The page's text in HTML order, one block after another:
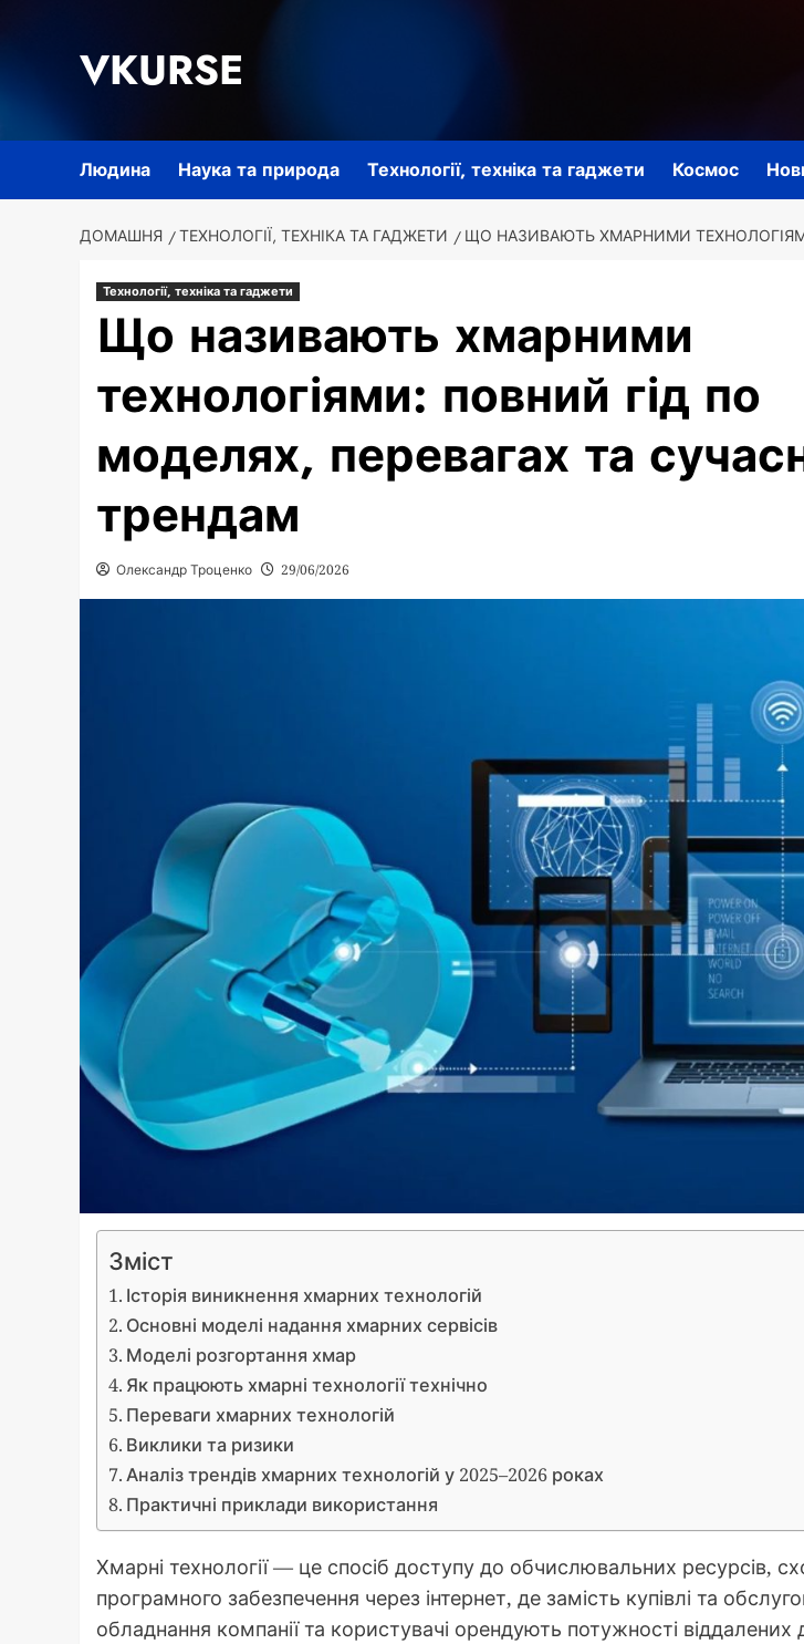
VKURSE
Людина Наука та природа Технології, техніка та гаджети Космос
ДОМАШНЯ ТЕХНОЛОГІЇ, ТЕХНІКА ТА ГАДЖЕТИ ЩО НАЗИВАЮТЬ ХМАРНИМИ
Технології, техніка та гаджети
Що називають хмарними
технологіями: повний гід по
моделях, перевагах та
трендам
Олександр Троценко 29/06/2026
Зміст
Історія виникнення хмарних технологій
Основні моделі надання хмарних сервісів
Моделі розгортання хмар
Як працюють хмарні технології технічно
Переваги хмарних технологій
Виклики та ризики
Аналіз трендів хмарних технологій у 2025–2026 роках
Практичні приклади використання
Хмарні технології — це спосіб доступу до обчислювальних ресурсів,
програмного забезпечення через інтернет, де замість купівлі та
обладнання компанії та користувачі орендують потужності віддалених